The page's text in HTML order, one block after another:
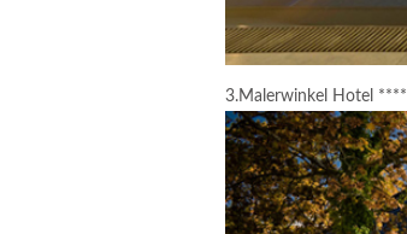
3.Malerwinkel Hotel ****